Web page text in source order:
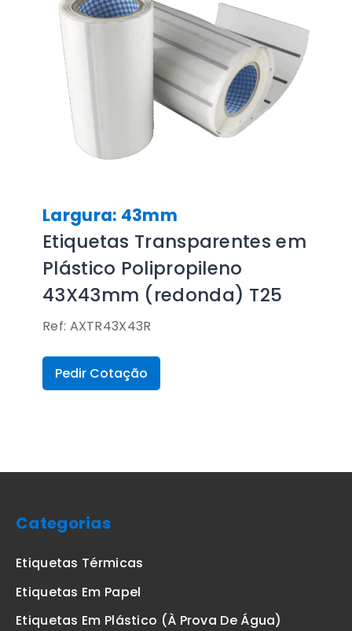
Largura: 43mm
Etiquetas Transparentes em
Plástico Polipropileno
43X43mm (redonda) T25
Ref: AXTR43X43R
Pedir Cotação
Categorias
Etiquetas Térmicas
Etiquetas Em Papel
Etiquetas Em Plástico (à Prova De Água)